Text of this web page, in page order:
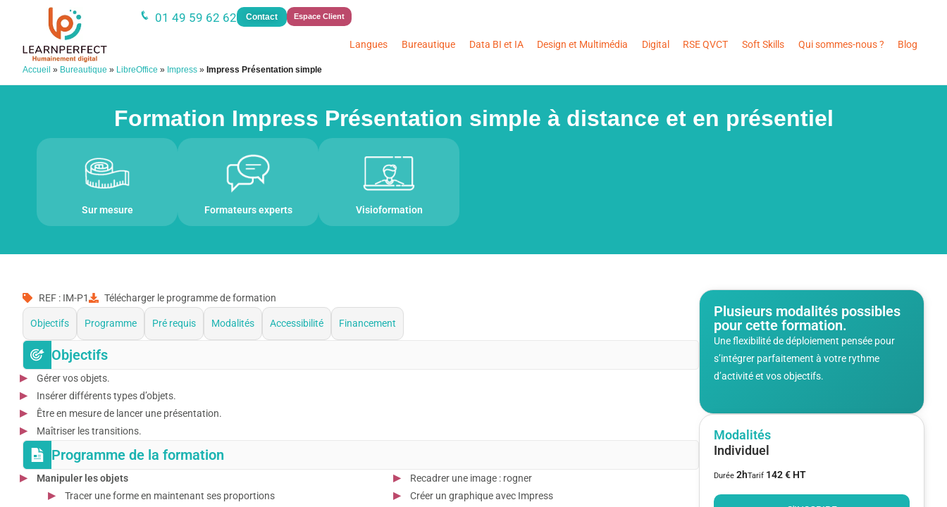
01 49 59 62 62 Contact Espace Client
Langues Bureautique Data BI et IA Design et Multimédia Digital RSE QVCT Soft Skills Qui sommes-nous ? Blog
Accueil » Bureautique » LibreOffice » Impress » Impress Présentation simple
Formation Impress Présentation simple à distance et en présentiel
Sur mesure Formateurs experts Visioformation
REF : IM-P1 Télécharger le programme de formation
Objectifs Programme Pré requis Modalités Accessibilité Financement
Objectifs
Gérer vos objets.
Insérer différents types d’objets.
Être en mesure de lancer une présentation.
Maîtriser les transitions.
Programme de la formation
Manipuler les objets
Tracer une forme en maintenant ses proportions
Recadrer une image : rogner
Créer un graphique avec Impress
Plusieurs modalités possibles
pour cette formation.
Une flexibilité de déploiement pensée pour
s’intégrer parfaitement à votre rythme
d’activité et vos objectifs.
Modalités
Individuel
Durée 2hTarif 142 € HT